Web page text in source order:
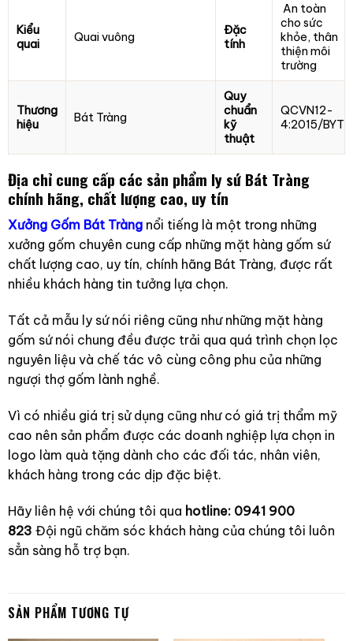
Kiểu
quai
Quai vuông
Đặc
tính
An toàn
cho sức
khỏe, thân
thiện môi
trường
Thương
hiệu
Bát Tràng
Quy
chuẩn
kỹ
thuật
QCVN12-
4:2015/BYT
Địa chỉ cung cấp các sản phẩm ly sứ Bát Tràng
chính hãng, chất lượng cao, uy tín
Xưởng Gốm Bát Tràng nổi tiếng là một trong những
xưởng gốm chuyên cung cấp những mặt hàng gốm sứ
chất lượng cao, uy tín, chính hãng Bát Tràng, được rất
nhiều khách hàng tin tưởng lựa chọn.
Tất cả mẫu ly sứ nói riêng cũng như những mặt hàng
gốm sứ nói chung đều được trải qua quá trình chọn lọc
nguyên liệu và chế tác vô cùng công phu của những
ngượi thợ gốm lành nghề.
Vì có nhiều giá trị sử dụng cũng như có giá trị thẩm mỹ
cao nên sản phẩm được các doanh nghiệp lựa chọn in
logo làm quà tặng dành cho các đối tác, nhân viên,
khách hàng trong các dịp đặc biệt.
Hãy liên hệ với chúng tôi qua hotline: 0941 900
823 Đội ngũ chăm sóc khách hàng của chúng tôi luôn
sẳn sàng hỗ trợ bạn.
SẢN PHẨM TƯƠNG TỰ